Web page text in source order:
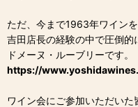
ただ、今まで1963年ワイン
吉田店長の経験の中で圧倒的
ドメーヌ・ルーブリーです。
https://
ワイン会にご参加いただいた